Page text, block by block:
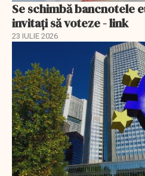
Se schimbă bancnotele
invitați să voteze - link
23 IULIE 2026